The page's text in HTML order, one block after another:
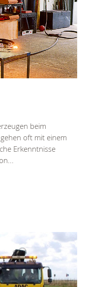
beim
oft mit einem
Erkenntnisse